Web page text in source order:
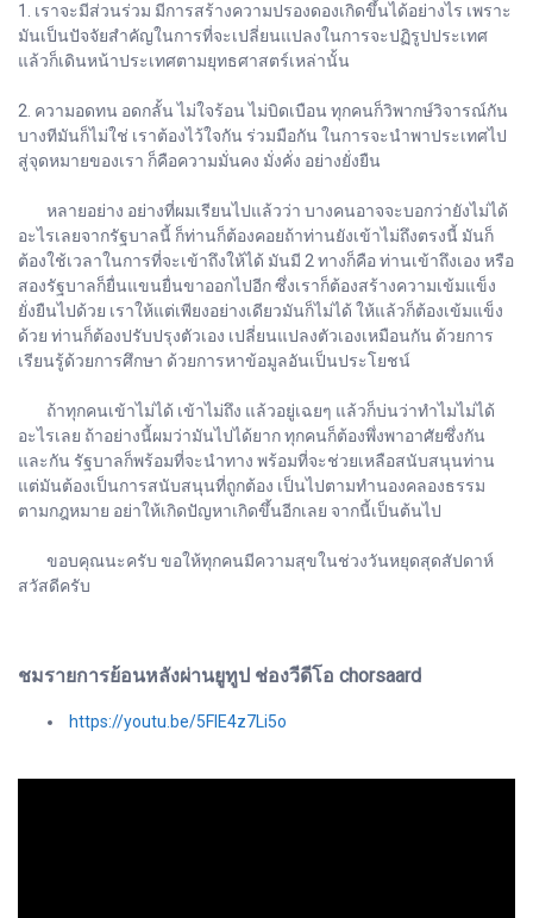
1. เราจะมีส่วนร่วม มีการสร้างความปรองดองเกิดขึ้นได้อย่างไร เพราะ
มันเป็นปัจจัยสำคัญในการที่จะเปลี่ยนแปลงในการจะปฏิรูปประเทศ
แล้วก็เดินหน้าประเทศตามยุทธศาสตร์เหล่านั้น
2. ความอดทน อดกลั้น ไม่ใจร้อน ไม่บิดเบือน ทุกคนก็วิพากษ์วิจารณ์กัน
บางทีมันก็ไม่ใช่ เราต้องไว้ใจกัน ร่วมมือกัน ในการจะนำพาประเทศไป
สู่จุดหมายของเรา ก็คือความมั่นคง มั่งคั่ง อย่างยั่งยืน
หลายอย่าง อย่างที่ผมเรียนไปแล้วว่า บางคนอาจจะบอกว่ายังไม่ได้
อะไรเลยจากรัฐบาลนี้ ก็ท่านก็ต้องคอยถ้าท่านยังเข้าไม่ถึงตรงนี้ มันก็
ต้องใช้เวลาในการที่จะเข้าถึงให้ได้ มันมี 2 ทางก็คือ ท่านเข้าถึงเอง หรือ
สองรัฐบาลก็ยื่นแขนยื่นขาออกไปอีก ซึ่งเราก็ต้องสร้างความเข้มแข็ง
ยั่งยืนไปด้วย เราให้แต่เพียงอย่างเดียวมันก็ไม่ได้ ให้แล้วก็ต้องเข้มแข็ง
ด้วย ท่านก็ต้องปรับปรุงตัวเอง เปลี่ยนแปลงตัวเองเหมือนกัน ด้วยการ
เรียนรู้ด้วยการศึกษา ด้วยการหาข้อมูลอันเป็นประโยชน์
ถ้าทุกคนเข้าไม่ได้ เข้าไม่ถึง แล้วอยู่เฉยๆ แล้วก็บ่นว่าทำไมไม่ได้
อะไรเลย ถ้าอย่างนี้ผมว่ามันไปได้ยาก ทุกคนก็ต้องพึ่งพาอาศัยซึ่งกัน
และกัน รัฐบาลก็พร้อมที่จะนำทาง พร้อมที่จะช่วยเหลือสนับสนุนท่าน
แต่มันต้องเป็นการสนับสนุนที่ถูกต้อง เป็นไปตามทำนองคลองธรรม
ตามกฎหมาย อย่าให้เกิดปัญหาเกิดขึ้นอีกเลย จากนี้เป็นต้นไป
ขอบคุณนะครับ ขอให้ทุกคนมีความสุขในช่วงวันหยุดสุดสัปดาห์
สวัสดีครับ
ชมรายการย้อนหลังผ่านยูทูป ช่องวีดีโอ chorsaard
https://youtu.be/5FIE4z7Li5o